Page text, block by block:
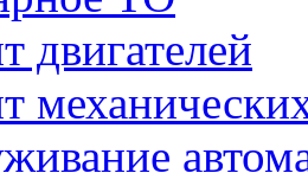
двигателей